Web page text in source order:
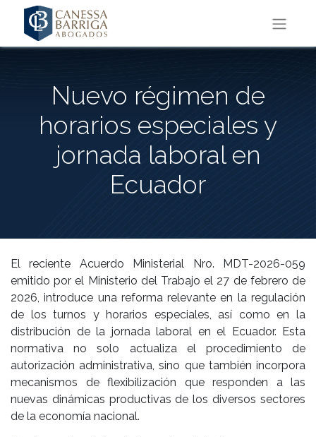
Nuevo régimen de
horarios especiales y
jornada laboral en
Ecuador
El reciente Acuerdo Ministerial Nro. MDT-2026-059
emitido por el Ministerio del Trabajo el 27 de febrero de
2026, introduce una reforma relevante en la regulación
de los turnos y horarios especiales, así como en la
distribución de la jornada laboral en el Ecuador. Esta
normativa no solo actualiza el procedimiento de
autorización administrativa, sino que también incorpora
mecanismos de flexibilización que responden a las
nuevas dinámicas productivas de los diversos sectores
de la economía nacional.